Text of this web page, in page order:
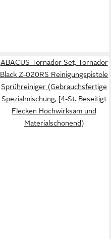
ABACUS Tornador Set, Tornador
Black Z-020RS Reinigungspistole
Sprühreiniger (Gebrauchsfertige
Spezialmischung, [4-St. Beseitigt
Flecken Hochwirksam und
Materialschonend)